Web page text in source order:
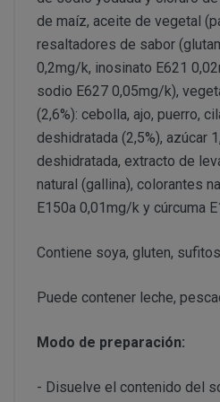
de maíz, aceite de vegetal
resaltadores de sabor
0,2mg/k, inosinato E621
sodio E627 0,05mg/k),
(2,6%): cebolla, ajo, puerro,
deshidratada (2,5%), azúcar
deshidratada, extracto de
natural (gallina), colorantes
E150a 0,01mg/k y cúrcuma
Contiene soya, gluten,
Puede contener leche,
Modo de preparación:
- Disuelve el contenido del
CONDICIONES DE
del terrorismo o, en
interrumpir o generar
los cuales
¿Con qué finalidad tratamos
PERUSTOCKS se
se ofrecen a los
nuevos productos y/o
derecho a retirar o dejar
productos ofrecidos.
Todo ello sin perjuicio
suscripción o registro del
cuales le identificarán y
Una vez dentro de
lectura y aceptación de
conservar en frio y no se
info@perustocks.es,